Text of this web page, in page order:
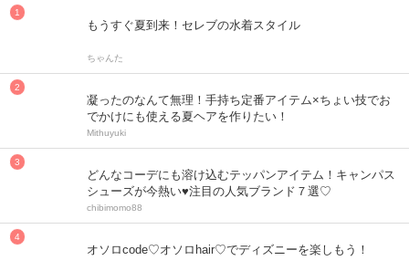
もうすぐ夏到来！セレブの水着スタイル
ちゃんた
凝ったのなんて無理！手持ち定番アイテム×ちょい技でお
でかけにも使える夏ヘアを作りたい！
Mithuyuki
どんなコーデにも溶け込むテッパンアイテム！キャンパス
シューズが今熱い♥注目の人気ブランド７選♡
chibimomo88
オソロcode♡オソロhair♡でディズニーを楽しもう！